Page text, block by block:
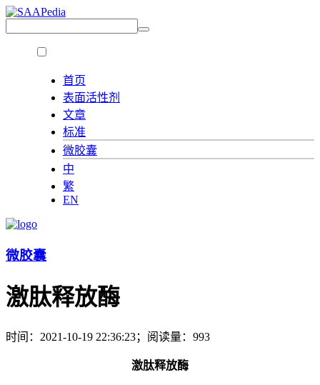
首页
表面活性剂
文章
标准
微胶囊
中
繁
EN
微胶囊
激肽释放酶
时间：2021-10-19 22:36:23；阅读量：993
激肽释放酶